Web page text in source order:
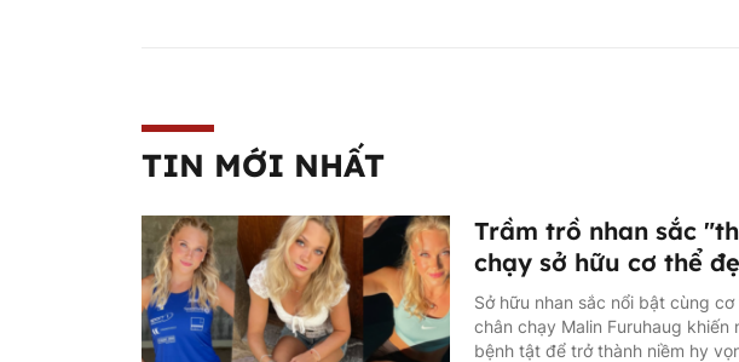
TIN MỚI NHẤT
Trầm trồ nhan sắc
chạy sở hữu cơ thể
Sở hữu nhan sắc nổi bật cùng
chân chạy Malin Furuhaug
bệnh tật để trở thành niềm hy